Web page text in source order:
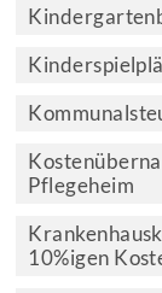
Pflegeheim
10%igen